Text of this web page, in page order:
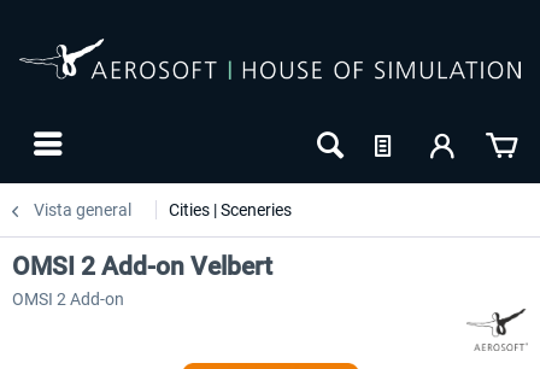
Vista general Cities | Sceneries
OMSI 2 Add-on Velbert
OMSI 2 Add-on